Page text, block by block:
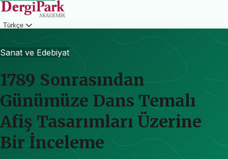
Türkçe
Sanat ve Edebiyat
1789 Sonrasından
Günümüze Dans Temalı
Afiş Tasarımları Üzerine
Bir İnceleme